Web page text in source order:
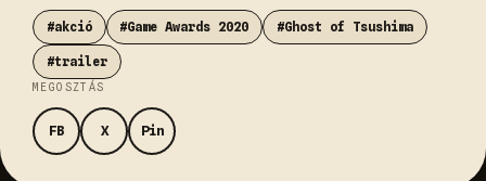
#akció #Game Awards 2020 #Ghost of Tsushima
#trailer
MEGOSZTÁS
FB X Pin